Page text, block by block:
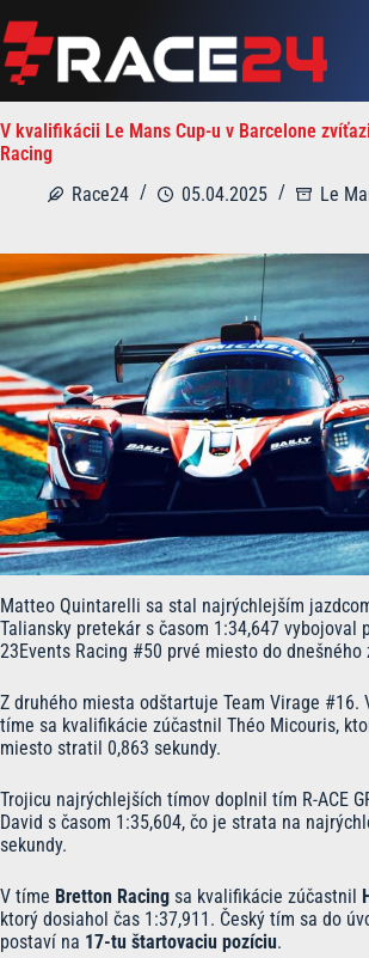
to
content
V kvalifikácii Le Mans Cup-u v Barcelone
Racing
Race24
05.04.2025 Le
Matteo Quintarelli sa stal najrýchlejším
Taliansky pretekár s časom 1:34,647 vybojoval
23Events Racing #50 prvé miesto do dnešného
Z druhého miesta odštartuje Team Virage #16.
tíme sa kvalifikácie zúčastnil Théo Micouris,
miesto stratil 0,863 sekundy.
Trojicu najrýchlejších tímov doplnil tím R-ACE
David s časom 1:35,604, čo je strata na
sekundy.
V tíme Bretton Racing sa kvalifikácie zúčastnil
ktorý dosiahol čas 1:37,911. Český tím sa do
postaví na 17-tu štartovaciu pozíciu.